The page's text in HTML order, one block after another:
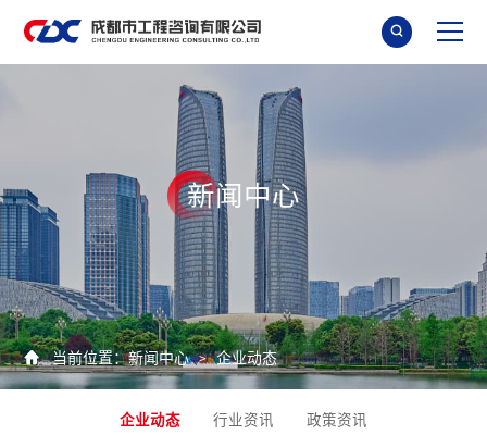

新闻 中心
 当前位置：新闻中心 > 企业动态
企业动态 行业资讯 政策资讯